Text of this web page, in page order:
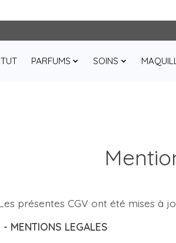
PARFUMS SOINS
présentes CGV ont été mises à
- MENTIONS LEGALES